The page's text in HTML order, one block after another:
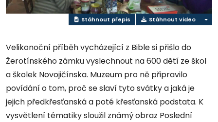
Stáhnout přepis Stáhnout video
Velikonoční příběh vycházející z Bible si přišlo do
Žerotínského zámku vyslechnout na 600 dětí ze škol
a školek Novojičínska. Muzeum pro ně připravilo
povídání o tom, proč se slaví tyto svátky a jaká je
jejich předkřesťanská a poté křesťanská podstata. K
vysvětlení tématiky sloužil známý obraz Poslední